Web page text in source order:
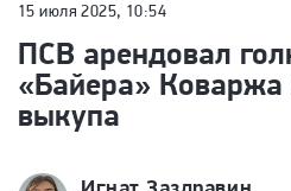
15 июля 2025, 10:54
ПСВ арендовал
«Байера» Коваржа
выкупа